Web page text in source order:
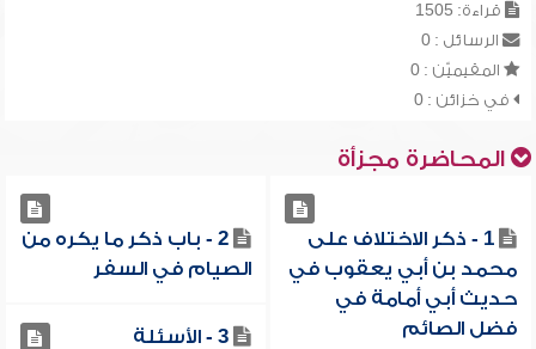
قراءة: 1505
الرسائل : 0
المقيميّن : 0
في خزائن : 0
المحاضرة مجزأة
1 - ذكر الاختلاف على
محمد بن أبي يعقوب في
حديث أبي أمامة في
فضل الصائم
2 - باب ذكر ما يكره من
الصيام في السفر
3 - الأسئلة